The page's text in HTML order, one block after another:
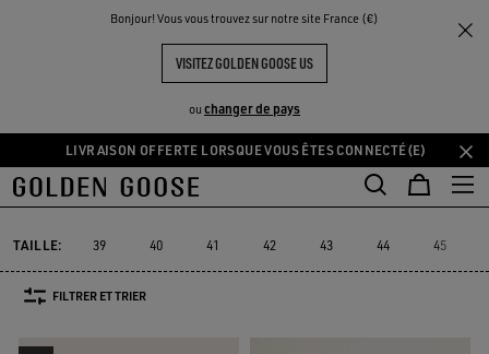
Bonjour! Vous vous trouvez sur notre site France (€)
VISITEZ GOLDEN GOOSE US
ou changer de pays
Aller
au
principal
Aller
au
du
pied
de
LIVRAISON OFFERTE LORSQUE VOUS ÊTES CONNECTÉ(E)
THE
COMMUNITY
Sneakers Ball Star
BALL STAR HOMME
Ball Star
Ball Star
Marathon Speed
Marathon SpeedMarathon Stardan
Running Sole
Running Sole
TAILLE: 39 40 41 42 43 44 45
FILTRER ET TRIER